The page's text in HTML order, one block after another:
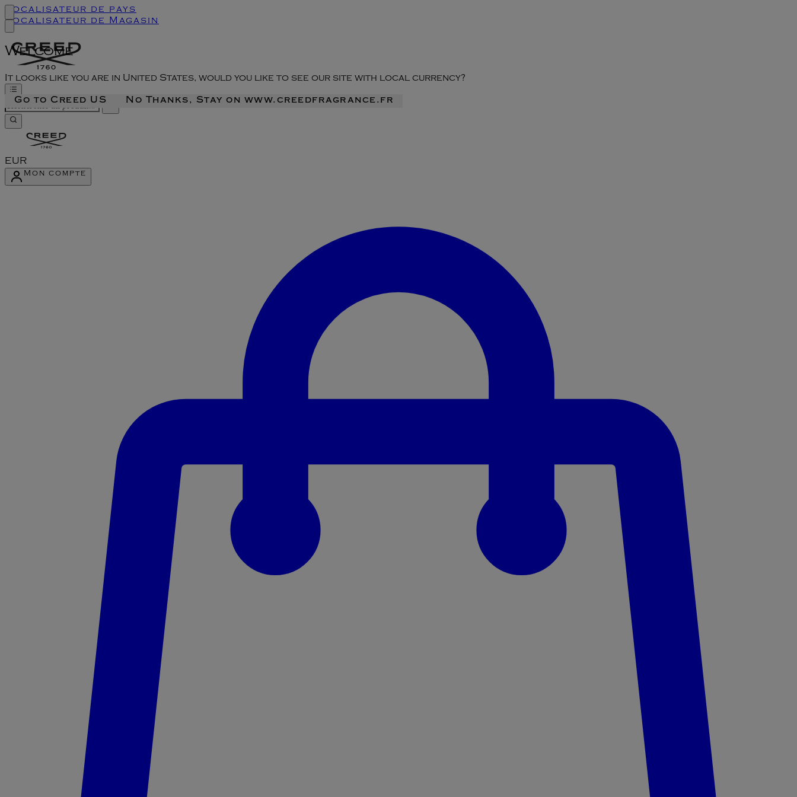
Welcome
It looks like you are in United States, would you like to see our site with local currency?
Go to Creed US No Thanks, Stay on www.creedfragrance.fr
Localisateur de pays
Localisateur de Magasin
EUR
Mon compte